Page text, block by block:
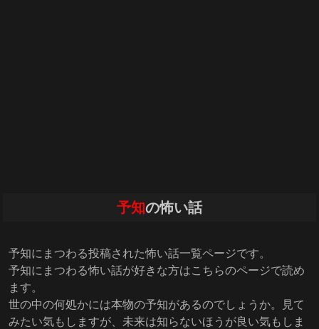
予知の怖い話
予知にまつわる投稿された怖い話一覧ページです。
予知にまつわる怖い話が好きな方はこちらのページで読め
ます。
世の中の何処かには本物の予知があるのでしょうか。見て
みたい気もしますが、未来は知らないほうが良い気もしま